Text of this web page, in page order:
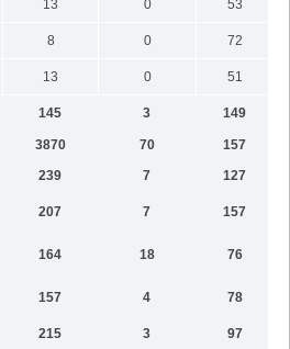
13 0
53
8 0
72
13 0
51
145 3 149
3870 70
157
239 7
127
207 7 157
164 18 76
157 4
78
215 3
97